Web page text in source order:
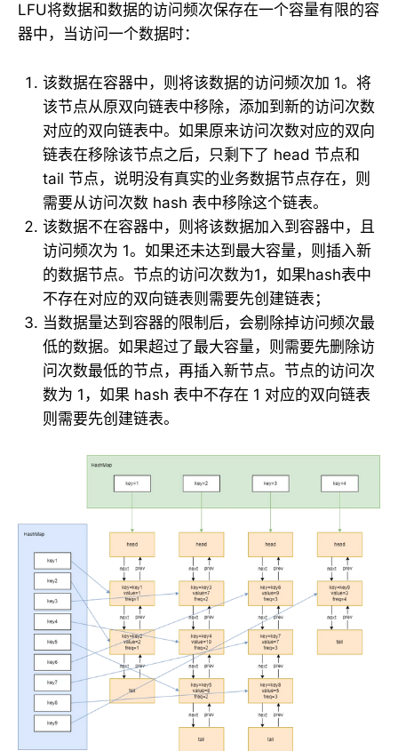
LFU将数据和数据的访问频次保存在一个容量有限的容
器中，当访问一个数据时：
该数据在容器中，则将该数据的访问频次加 1。将
该节点从原双向链表中移除，添加到新的访问次数
对应的双向链表中。如果原来访问次数对应的双向
链表在移除该节点之后，只剩下了 head 节点和
tail 节点，说明没有真实的业务数据节点存在，则
需要从访问次数 hash 表中移除这个链表。
该数据不在容器中，则将该数据加入到容器中，且
访问频次为 1。如果还未达到最大容量，则插入新
的数据节点。节点的访问次数为1，如果hash表中
不存在对应的双向链表则需要先创建链表；
当数据量达到容器的限制后，会剔除掉访问频次最
低的数据。如果超过了最大容量，则需要先删除访
问次数最低的节点，再插入新节点。节点的访问次
数为 1，如果 hash 表中不存在 1 对应的双向链表
则需要先创建链表。